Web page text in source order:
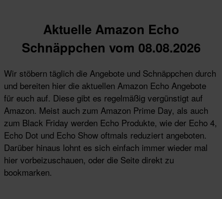
Aktuelle Amazon Echo
Schnäppchen vom 08.08.2026
Wir stöbern täglich die Angebote und Schnäppchen durch
und bereiten hier die aktuellen Amazon Echo Angebote
für euch auf. Diese gibt es regelmäßig vergünstigt auf
Amazon. Meist auch zum Amazon Prime Day, als auch
zum Black Friday werden Echo Produkte, wie der Echo 4,
Echo Dot und Echo Show oftmals reduziert angeboten.
Darüber hinaus lohnt es sich einfach immer wieder mal
hier vorbeizuschauen, oder die Seite direkt zu
bookmarken.